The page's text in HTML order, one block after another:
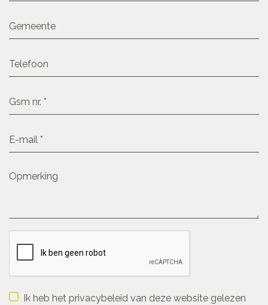
Ik heb het privacybeleid van deze website gelezen